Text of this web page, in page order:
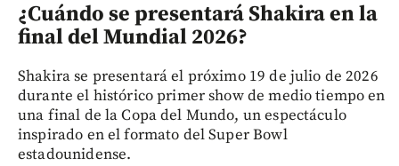
¿Cuándo se presentará Shakira en la
final del Mundial 2026?
Shakira se presentará el próximo 19 de julio de 2026
durante el histórico primer show de medio tiempo en
una final de la Copa del Mundo, un espectáculo
inspirado en el formato del Super Bowl
estadounidense.